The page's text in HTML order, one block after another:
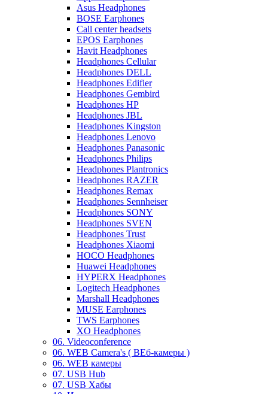
Asus Headphones
BOSE Earphones
Call center headsets
EPOS Earphones
Havit Headphones
Headphones Cellular
Headphones DELL
Headphones Edifier
Headphones Gembird
Headphones HP
Headphones JBL
Headphones Kingston
Headphones Lenovo
Headphones Panasonic
Headphones Philips
Headphones Plantronics
Headphones RAZER
Headphones Remax
Headphones Sennheiser
Headphones SONY
Headphones SVEN
Headphones Trust
Headphones Xiaomi
HOCO Headphones
Huawei Headphones
HYPERX Headphones
Logitech Headphones
Marshall Headphones
MUSE Earphones
TWS Earphones
XO Headphones
06. Videoconference
06. WEB Camera's ( ВЕб-камеры )
06. WEB камеры
07. USB Hub
07. USB Хабы